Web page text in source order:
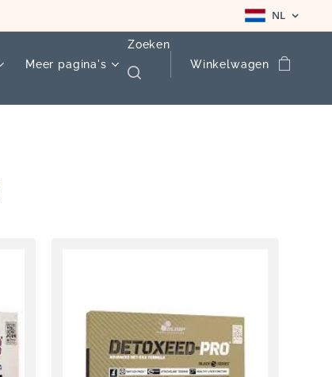
NL
Meer pagina's
Zoeken
Winkelwagen